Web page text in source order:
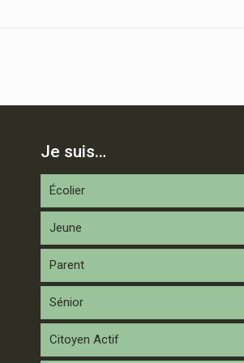
Je suis…
Écolier
Jeune
Parent
Sénior
Citoyen Actif